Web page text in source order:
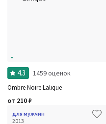
4.3 1459 оценок
Ombre Noire Lalique
от 210₽
для мужчин
2013